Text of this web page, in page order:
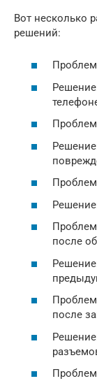
Вот несколько
решений:
после
после